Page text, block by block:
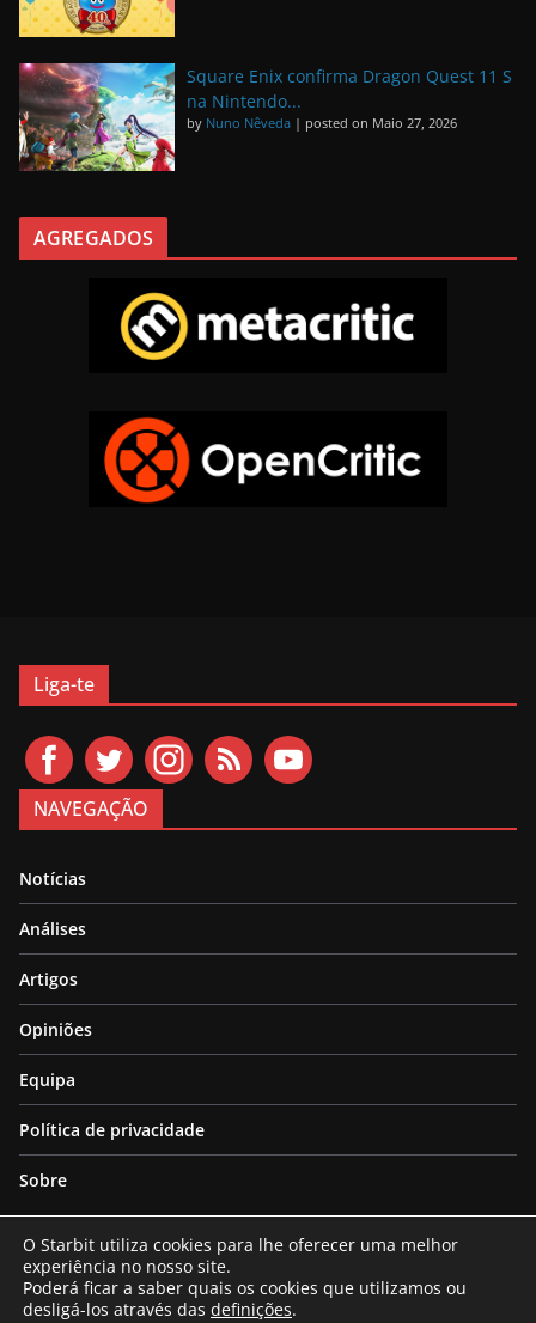
Square Enix confirma Dragon Quest 11 S
na Nintendo...
by Nuno Nêveda | posted on Maio 27, 2026
AGREGADOS
Liga-te
NAVEGAÇÃO
Notícias
Análises
Artigos
Opiniões
Equipa
Política de privacidade
Sobre
O Starbit utiliza cookies para lhe oferecer uma melhor
experiência no nosso site.
Poderá ficar a saber quais os cookies que utilizamos ou
desligá-los através das definições.